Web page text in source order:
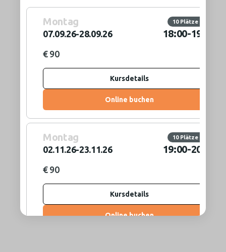
Montag 10 Plätze frei
07.09.26-28.09.26 18:00-19:00
€ 90
Kursdetails
Online buchen
Montag 10 Plätze frei
02.11.26-23.11.26 19:00-20:00
€ 90
Kursdetails
Online buchen